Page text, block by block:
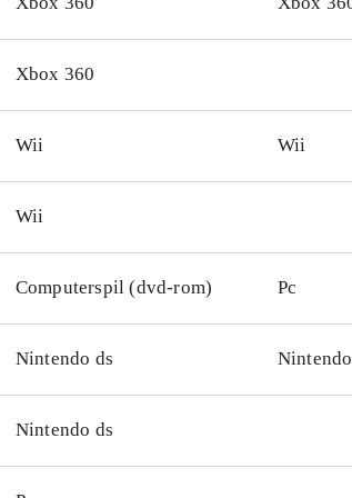
Xbox 360
Wii Wii
Wii
Computerspil (dvd-rom) Pc
Nintendo ds
Nintendo ds